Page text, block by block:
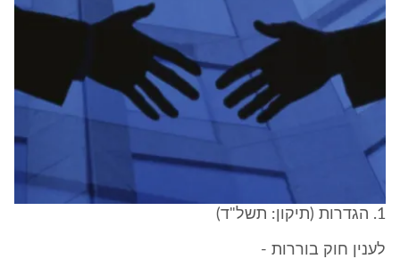
1. הגדרות (תיקון: תשל"ד)
לענין חוק בוררות -